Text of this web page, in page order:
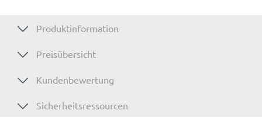
Produktinformation
Preisübersicht
Kundenbewertung
Sicherheitsressourcen